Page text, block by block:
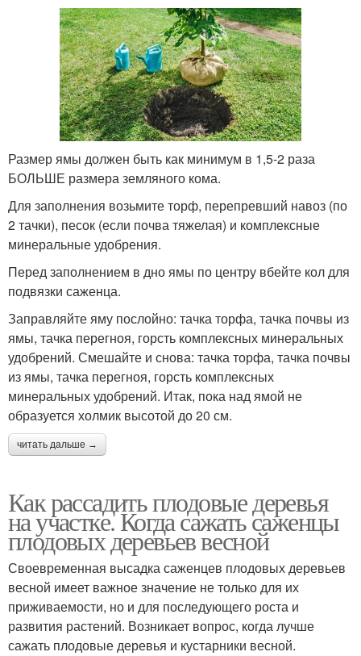
Размер ямы должен быть как минимум в 1,5-2 раза
БОЛЬШЕ размера земляного кома.
Для заполнения возьмите торф, перепревший навоз (по
2 тачки), песок (если почва тяжелая) и комплексные
минеральные удобрения.
Перед заполнением в дно ямы по центру вбейте кол для
подвязки саженца.
Заправляйте яму послойно: тачка торфа, тачка почвы из
ямы, тачка перегноя, горсть комплексных минеральных
удобрений. Смешайте и снова: тачка торфа, тачка почвы
из ямы, тачка перегноя, горсть комплексных
минеральных удобрений. Итак, пока над ямой не
образуется холмик высотой до 20 см.
читать дальше →
Как рассадить плодовые деревья
на участке. Когда сажать саженцы
плодовых деревьев весной
Своевременная высадка саженцев плодовых деревьев
весной имеет важное значение не только для их
приживаемости, но и для последующего роста и
развития растений. Возникает вопрос, когда лучше
сажать плодовые деревья и кустарники весной.